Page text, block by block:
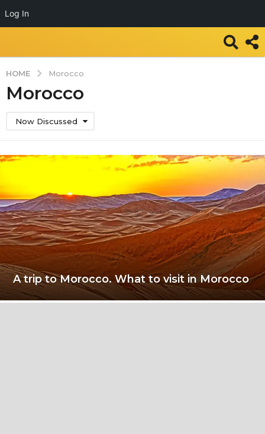
Log In
HOME Morocco
Morocco
Now Discussed
A trip to Morocco. What to visit in Morocco